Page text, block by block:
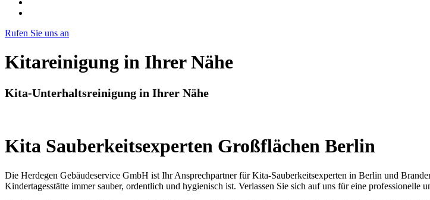
Rufen Sie uns an
Kitareinigung in Ihrer Nähe
Kita-Unterhaltsreinigung in Ihrer Nähe
Kita Sauberkeitsexperten Großflächen Berlin
Die Herdegen Gebäudeservice GmbH ist Ihr Ansprechpartner für Kita-Sauberkeitsexperten in Berlin und
Kindertagesstätte immer sauber, ordentlich und hygienisch ist. Verlassen Sie sich auf uns für eine